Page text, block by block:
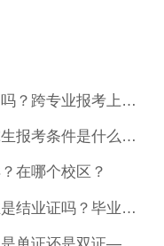
上海非全日制研究生录取率高吗？跨专业报考上海非全日制研究生：这些限制不可忽视
山东大学国际贸易学在职研究生报考条件是什么？专科能报考吗？
在哪个校区？
电子科技大学在职研究生毕业是结业证吗？毕业条件？